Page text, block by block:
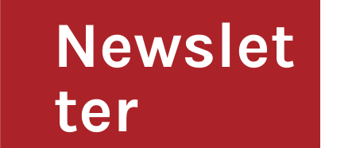
Newslet
ter